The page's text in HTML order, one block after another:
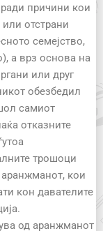
причини кои
отстрани
семејство,
а врз основа на
или друг
обезбедил
самиот
отказните
трошоци
кои
кон давателите
од аранжманот